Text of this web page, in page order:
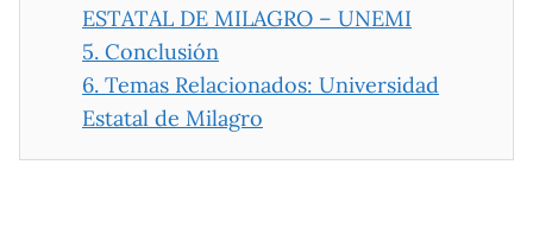
ESTATAL DE MILAGRO – UNEMI
5. Conclusión
6. Temas Relacionados: Universidad
Estatal de Milagro